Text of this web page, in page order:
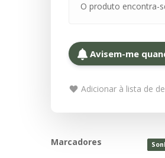
O produto encontra-
Avisem-me
Adicionar à lista de
Marcadores